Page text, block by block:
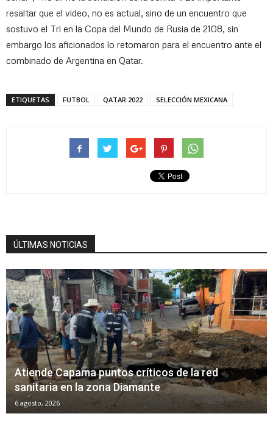
resaltar que el video, no es actual, sino de un encuentro que
sostuvo el Tri en la Copa del Mundo de Rusia de 2108, sin
embargo los aficionados lo retomaron para el encuentro ante el
combinado de Argentina en Qatar.
ETIQUETAS FUTBOL QATAR 2022 SELECCIÓN MEXICANA
ÚLTIMAS NOTICIAS
Atiende Capama puntos críticos de la red
sanitaria en la zona Diamante
6 agosto, 2026